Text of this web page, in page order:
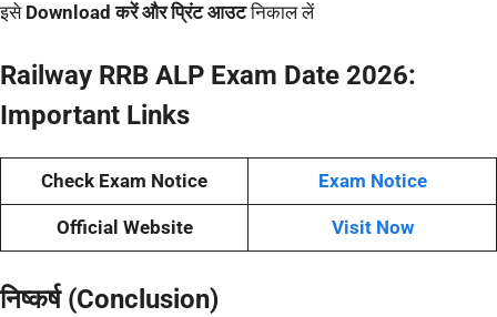
इसे Download करें और प्रिंट आउटनिकाल लें
Railway RRB ALP Exam Date 2026:
Important Links
Check Exam Notice Exam Notice
Official Website Visit Now
निष्कर्ष (Conclusion)